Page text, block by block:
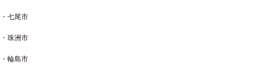
・七尾市
・珠洲市
・輪島市